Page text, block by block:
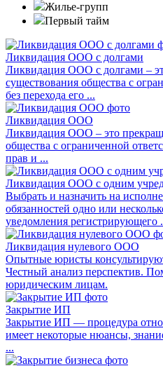
Жилье-групп
Первый тайм
Ликвидация ООО с долгами
Ликвидация ООО с долгами –
существования общества с
без перехода его ...
Ликвидация ООО
Ликвидация ООО – это
общества с ограниченной
прав и ...
Ликвидация ООО с одним
Выбрать и назначить на
обязанностей одно или
уведомления регистрирующего
Ликвидация нулевого ООО
Опытные юристы
Честный анализ перспектив.
юридическим лицам.
Закрытие ИП
Закрытие ИП — процедура
имеет некоторые нюансы,
...